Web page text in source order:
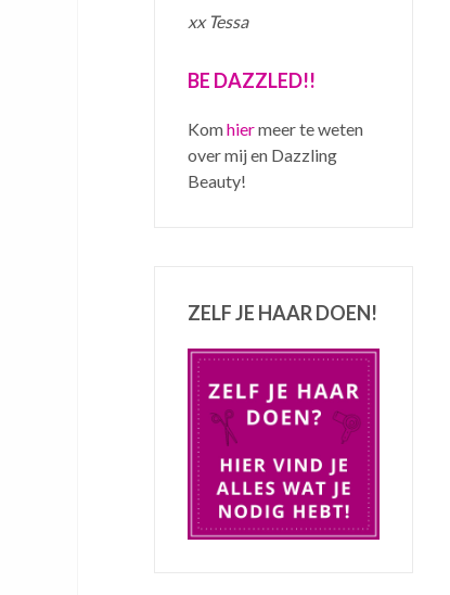
xx Tessa
BE DAZZLED!!
Komhiermeer te weten
over mij en Dazzling
Beauty!
ZELF JE HAAR DOEN!